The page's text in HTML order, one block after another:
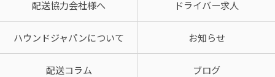
配送協力会社様へ ドライバー求人
ハウンドジャパンについて お知らせ
配送コラム ブログ